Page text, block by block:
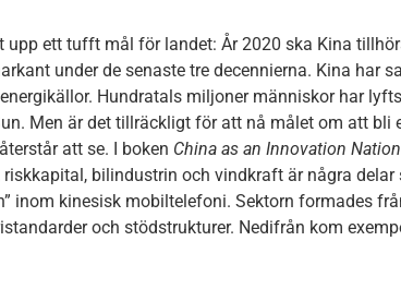
upp ett tufft mål för landet: År 2020 ska Kina
under de senaste tre decennierna. Kina har
Hundratals miljoner människor har
Men är det tillräckligt för att nå målet om att bli
att se. I boken China as an Innovation Nation
bilindustrin och vindkraft är några
inom kinesisk mobiltelefoni. Sektorn formades
och stödstrukturer. Nedifrån kom